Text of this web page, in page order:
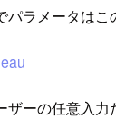
ラメータはこ
ザーの任意入